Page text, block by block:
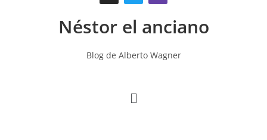
Néstor el anciano
Blog de Alberto Wagner